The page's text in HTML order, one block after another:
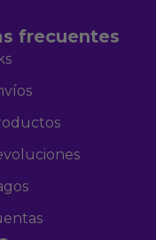
frecuentes